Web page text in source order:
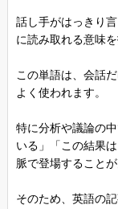
話し手がはっきり
に読み取れる意味
この単語は、会話
よく使われます。
特に分析や議論の
いる」「この結果
脈で登場することが
そのため、英語の